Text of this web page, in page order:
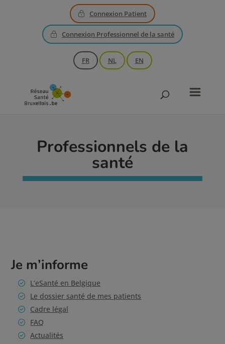
Connexion Patient
Connexion Professionnel de la santé
FR NL EN
Professionnels de la
santé
Je m’informe
L’eSanté en Belgique
Le dossier santé de mes patients
Cadre légal
FAQ
Actualités